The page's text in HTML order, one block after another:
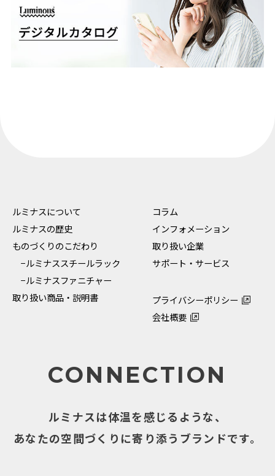
ルミナスについて
ルミナスの歴史
ものづくりのこだわり
−ルミナススチールラック
−ルミナスファニチャー
取り扱い商品・説明書
コラム
インフォメーション
取り扱い企業
サポート・サービス
プライバシーポリシー
会社概要
CONNECTION
ルミナスは体温を感じるような、
あなたの空間づくりに寄り添うブランドです。